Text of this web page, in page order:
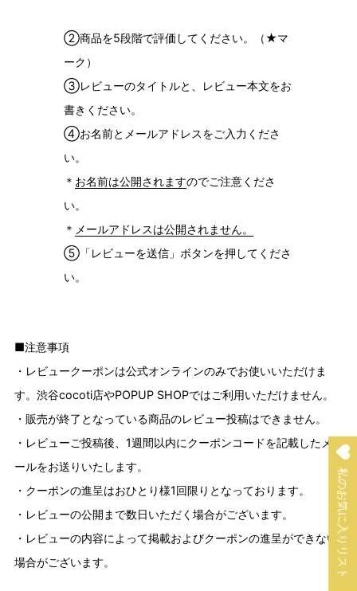
②商品を5段階で評価してください。（★マ
ーク）
③レビューのタイトルと、レビュー本文をお
書きください。
④お名前とメールアドレスをご入力くださ
い。
＊ お名前は公開されますのでご注意くださ
い。
＊ メールアドレスは公開されません。
⑤「レビューを送信」ボタンを押してくださ
い。
■注意事項
・レビュークーポンは公式オンラインのみでお使いいただけま
す。渋谷cocoti店やPOPUP SHOPではご利用いただけません。
・販売が終了となっている商品のレビュー投稿はできません。
・レビューご投稿後、1週間以内にクーポンコードを記載したメ
ールをお送りいたします。
・クーポンの進呈はおひとり様1回限りとなっております。
・レビューの公開まで数日いただく場合がございます。
・レビューの内容によって掲載およびクーポンの進呈ができない
場合がございます。
私のお気に入りリスト